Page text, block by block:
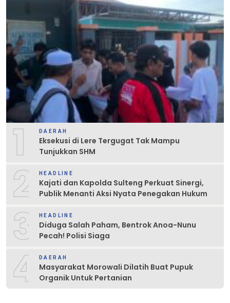
1 DAERAH
Eksekusi di Lere Tergugat Tak Mampu
Tunjukkan SHM
2 HEADLINE
Kajati dan Kapolda Sulteng Perkuat Sinergi,
Publik Menanti Aksi Nyata Penegakan Hukum
3 HEADLINE
Diduga Salah Paham, Bentrok Anoa-Nunu
Pecah! Polisi Siaga
4 DAERAH
Masyarakat Morowali Dilatih Buat Pupuk
Organik Untuk Pertanian